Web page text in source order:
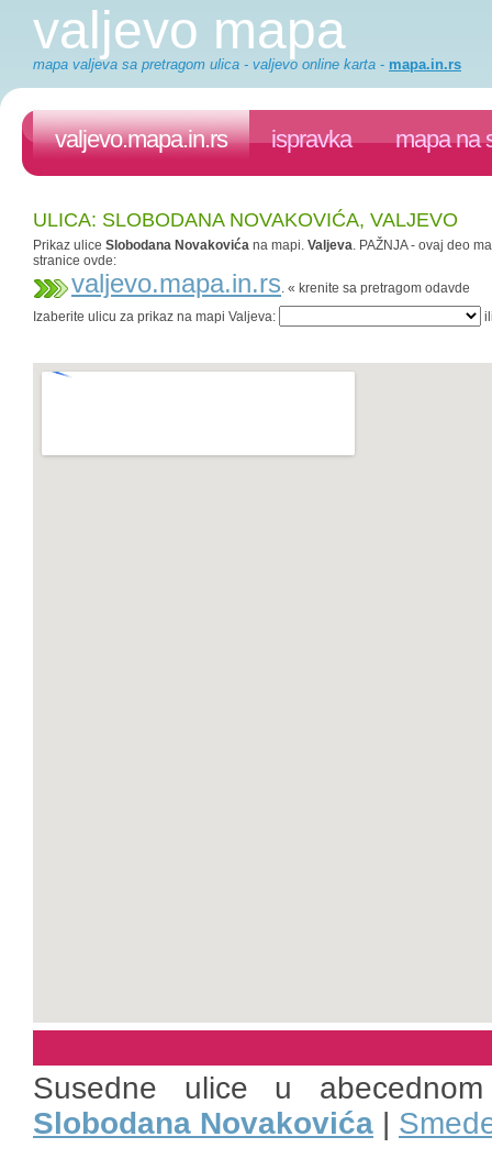
valjevo mapa
mapa valjeva sa pretragom ulica - valjevo online karta - mapa.in.rs
valjevo.mapa.in.rs ispravka mapa na
ULICA: SLOBODANA NOVAKOVIĆA, VALJEVO
Prikaz ulice Slobodana Novakovića na mapi. Valjeva. PAŽNJA - ovaj deo
stranice ovde:
valjevo.mapa.in.rs. « krenite sa pretragom odavde
Izaberite ulicu za prikaz na mapi Valjeva:
Susedne ulice u
Slobodana Novakovića |